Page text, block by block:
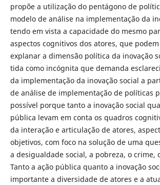
propõe a utilização do pentágono de
modelo de análise na implementação da
tendo em vista a capacidade do mesmo
aspectos cognitivos dos atores, que
explanar a dimensão política da inovação
tida como incógnita que demanda
da implementação da inovação social a
de análise de implementação de políticas
possível porque tanto a inovação social
pública levam em conta os quadros
da interação e articulação de atores,
objetivos, com foco na solução de uma
a desigualdade social, a pobreza, o crime,
Tanto a ação pública quanto a inovação
importante a diversidade de atores e a